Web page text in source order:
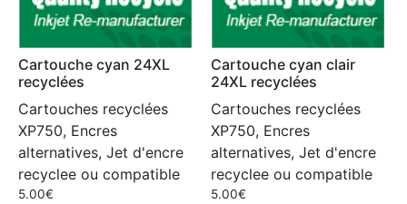
Cartouche cyan 24XL
recyclées
Cartouches recyclées
XP750, Encres
alternatives, Jet d'encre
recyclee ou compatible
5.00€
Cartouche cyan clair
24XL recyclées
Cartouches recyclées
XP750, Encres
alternatives, Jet d'encre
recyclee ou compatible
5.00€